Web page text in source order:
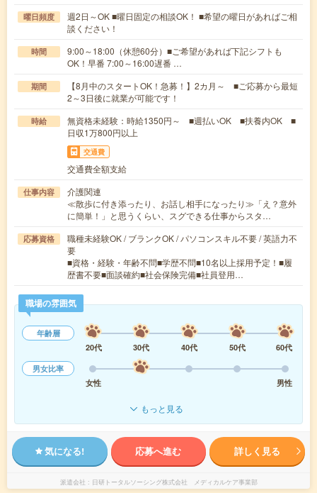
曜日頻度
週2日～OK ■曜日固定の相談OK！ ■希望の曜日があればご相
談ください！
時間
9:00～18:00（休憩60分）■ご希望があれば下記シフトも
OK！早番 7:00～16:00遅番 …
期間
【8月中のスタートOK！急募！】2カ月～ ■ご応募から最短
2～3日後に就業が可能です！
時給
無資格未経験：時給1350円～ ■週払いOK ■扶養内OK ■
日収1万800円以上
交通費
交通費全額支給
仕事内容
介護関連
≪散歩に付き添ったり、お話し相手になったり≫「え？意外
に簡単！」と思うくらい、スグできる仕事からスタ…
応募資格
職種未経験OK / ブランクOK / パソコンスキル不要 / 英語力不
要
■資格・経験・年齢不問■学歴不問■10名以上採用予定！■履
歴書不要■面談確約■社会保険完備■社員登用…
職場の雰囲気
年齢層
20代
30代 40代 50代
60代
男女比率
女性
男性
もっと見る
気になる! 応募へ進む 詳しく見る
派遣会社 日研トータルソーシング株式会社 メディカルケア事業部